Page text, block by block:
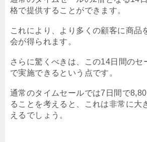
格で提供することができます。
これにより、より多くの顧客に商品
会が得られます。
さらに驚くべきは、この14日間のセ
で実施できるという点です。
通常のタイムセールでは7日間で
ることを考えると、これは非常に大
えるでしょう。